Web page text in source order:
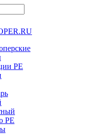
РЕ
РЕ